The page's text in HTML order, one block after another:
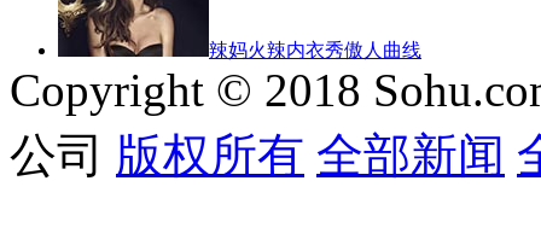
辣妈火辣内衣秀傲人曲线
Copyright © 2018
公司 版权所有 全部新闻